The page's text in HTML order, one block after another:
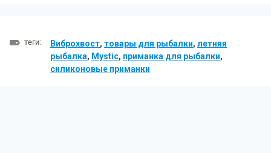
теги: Виброхвост, товары для рыбалки, летняя
рыбалка, Mystic, приманка для рыбалки,
силиконовые приманки